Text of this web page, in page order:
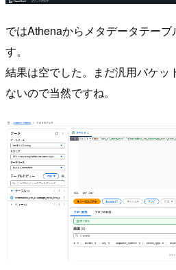
ではAthenaからメタデータテーブ
す。
結果は空でした。まだ汎用バケッ
ないので当然ですね。